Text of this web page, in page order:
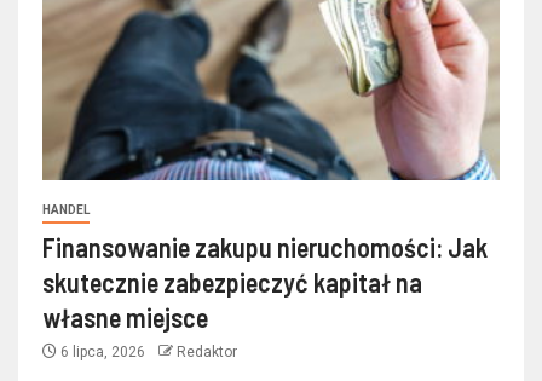
HANDEL
Finansowanie zakupu nieruchomości: Jak
skutecznie zabezpieczyć kapitał na
własne miejsce
6 lipca, 2026 Redaktor